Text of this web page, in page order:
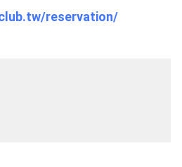
reservation/